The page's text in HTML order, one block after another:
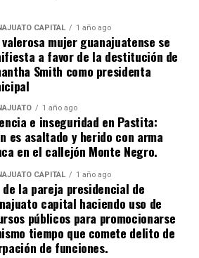
CAPITAL 1 año ago
valerosa mujer guanajuatense se
a favor de la destitución de
Smith como presidenta
1 año ago
e inseguridad en Pastita:
es asaltado y herido con arma
en el callejón Monte Negro.
CAPITAL 1 año ago
de la pareja presidencial de
capital haciendo uso de
públicos para promocionarse
tiempo que comete delito de
de funciones.